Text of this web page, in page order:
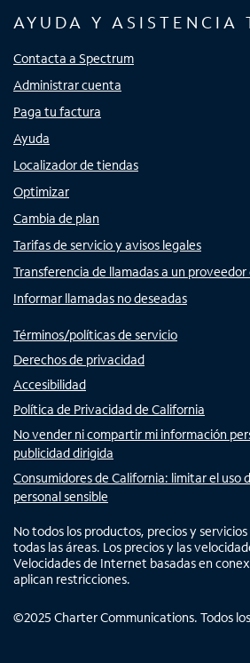
AYUDA Y ASISTENCIA
Contacta a Spectrum
Administrar cuenta
Paga tu factura
Ayuda
Localizador de tiendas
Optimizar
Cambia de plan
Tarifas de servicio y avisos legales
Transferencia de llamadas a un
Informar llamadas no deseadas
Términos/políticas de servicio
Derechos de privacidad
Accesibilidad
Política de Privacidad de California
No vender ni compartir mi información
publicidad dirigida
Consumidores de California: limitar el uso
personal sensible
No todos los productos, precios y
todas las áreas. Los precios y las
Velocidades de Internet basadas en
aplican restricciones.
©2025 Charter Communications. Todos